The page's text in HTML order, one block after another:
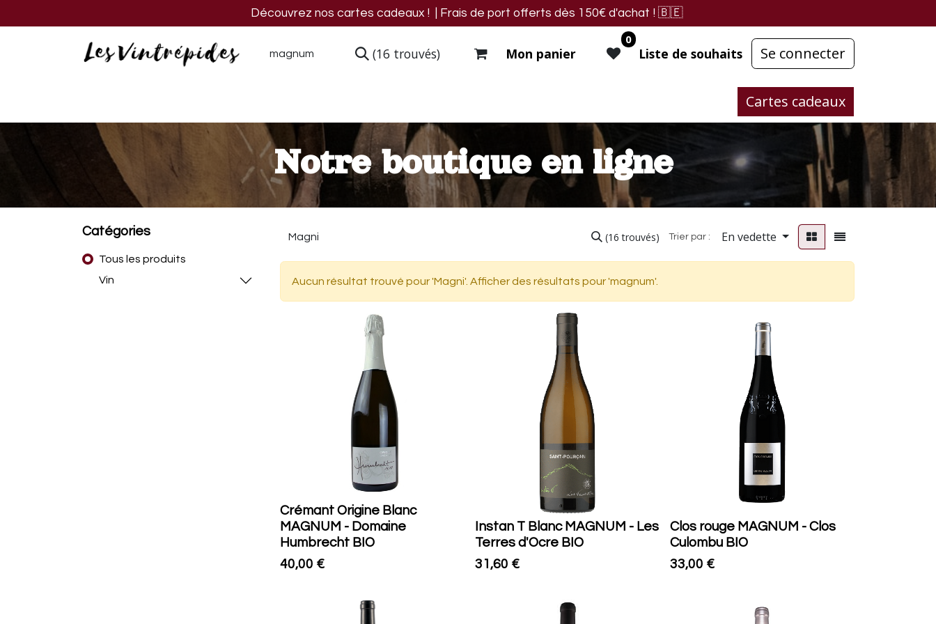
Découvrez nos cartes cadeaux ! | Frais de port offerts dès 150€ d'achat ! 🇧🇪
(16 trouvés) Mon panier
0
Liste de souhaits Se connecter
Cartes cadeaux
Notre boutique en ligne
Catégories
Tous les produits
Vin
(16 trouvés) Trier par : En vedette
Aucun résultat trouvé pour 'Magni'. Afficher des résultats pour 'magnum'.
Crémant Origine Blanc
MAGNUM - Domaine
Humbrecht BIO
40,00 €
Instan T Blanc MAGNUM - Les
Terres d'Ocre BIO
31,60 €
Clos rouge MAGNUM - Clos
Culombu BIO
33,00 €